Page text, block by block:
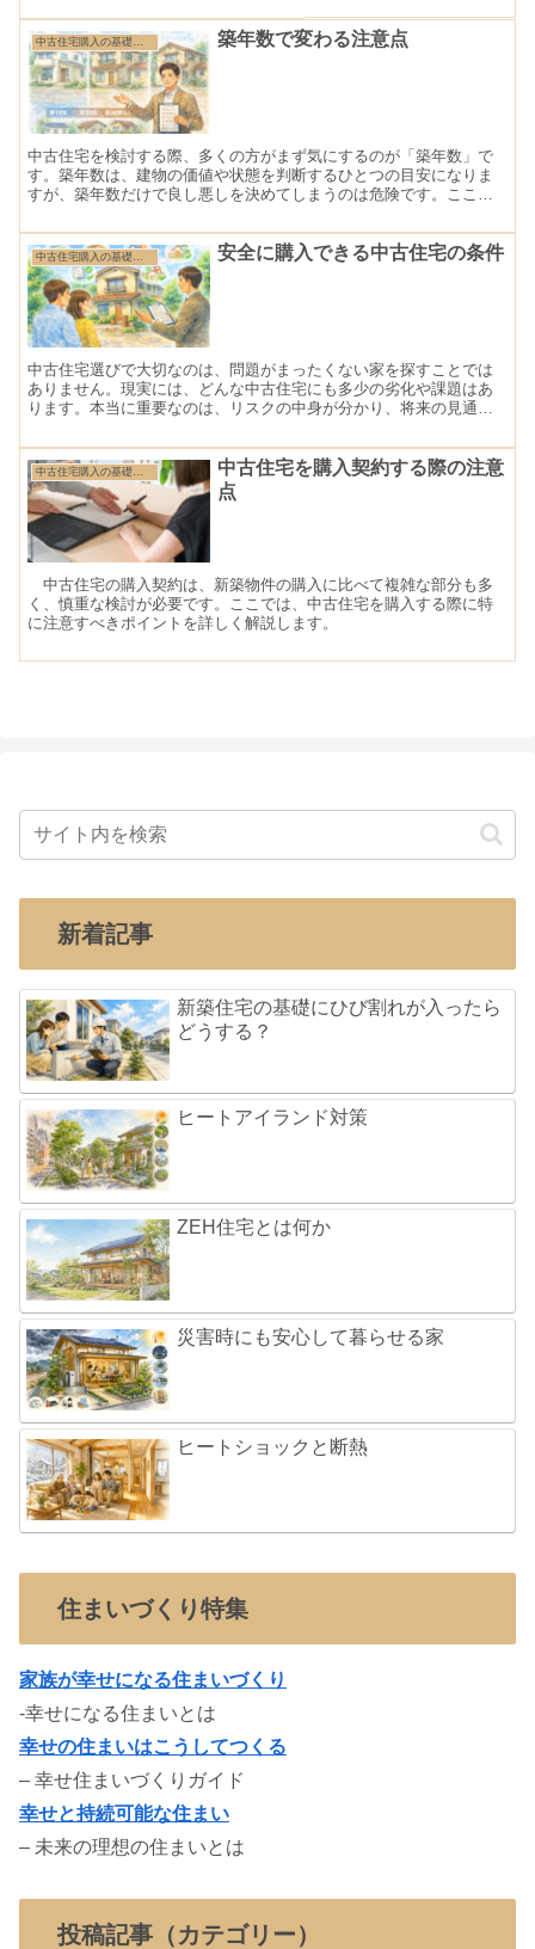
中古住宅購入の基礎知識 築年数で変わる注意点
中古住宅を検討する際、多くの方がまず気にするのが「築年数」で
す。築年数は、建物の価値や状態を判断するひとつの目安になりま
すが、築年数だけで良し悪しを決めてしまうのは危険です。ここで
中古住宅購入の基礎知識 安全に購入できる中古住宅の条件
中古住宅選びで大切なのは、問題がまったくない家を探すことでは
ありません。現実には、どんな中古住宅にも多少の劣化や課題はあ
ります。本当に重要なのは、リスクの中身が分かり、将来の見通し
できる中古住宅に共通する条件」を整理します。
中古住宅購入の基礎知識
中古住宅を購入契約する際の注意
点
中古住宅の購入契約は、新築物件の購入に比べて複雑な部分も多
く、慎重な検討が必要です。ここでは、中古住宅を購入する際に特
に注意すべきポイントを詳しく解説します。
新着記事
新築住宅の基礎にひび割れが入ったら
どうする？
ヒートアイランド対策
ZEH住宅とは何か
災害時にも安心して暮らせる家
ヒートショックと断熱
住まいづくり特集
家族が幸せになる住まいづくり
-幸せになる住まいとは
幸せの住まいはこうしてつくる
– 幸せ住まいづくりガイド
幸せと持続可能な住まい
– 未来の理想の住まいとは
投稿記事（カテゴリー）